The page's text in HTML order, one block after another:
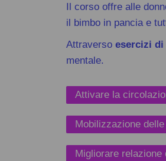
Il corso offre alle
il bimbo in pancia e
Attraverso esercizi
mentale.
Attivare la
Mobilizzazione
Migliorare relazione